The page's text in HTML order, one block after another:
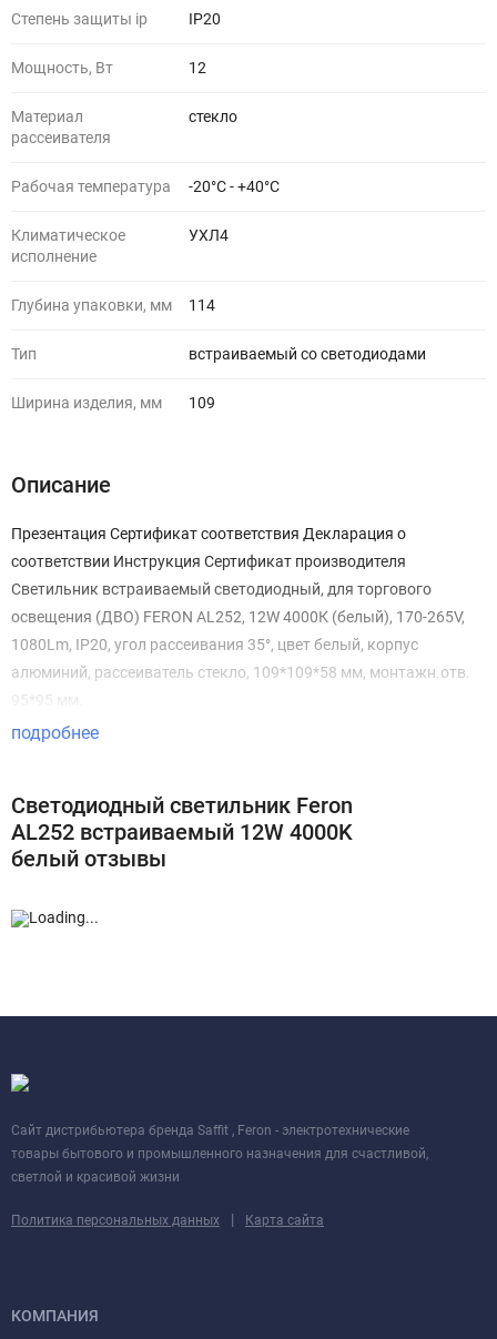
Степень защиты ip IP20
Мощность, Вт 12
Материал
рассеивателя
стекло
Рабочая температура -20°C - +40°C
Климатическое
исполнение
УХЛ4
Глубина упаковки, мм 114
Тип встраиваемый со светодиодами
Ширина изделия, мм 109
Описание
Презентация Сертификат соответствия Декларация о
соответствии Инструкция Сертификат производителя
Светильник встраиваемый светодиодный, для торгового
освещения (ДВО) FERON AL252, 12W 4000К (белый), 170-265V,
1080Lm, IP20, угол рассеивания 35°, цвет белый, корпус
алюминий, рассеиватель стекло, 109*109*58 мм, монтажн.отв.
95*95 мм.
подробнее
Светодиодный светильник Feron
AL252 встраиваемый 12W 4000K
белый отзывы
Cайт дистрибьютера бренда Saffit , Feron - электротехнические
товары бытового и промышленного назначения для счастливой,
светлой и красивой жизни
Политика персональных данных | Карта сайта
КОМПАНИЯ